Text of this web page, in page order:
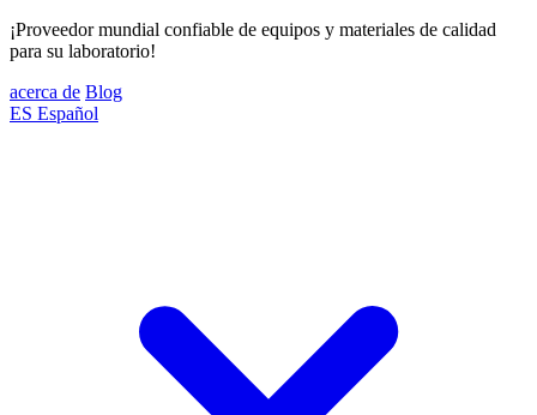
¡Proveedor mundial confiable de equipos y materiales de calidad
para su laboratorio!
acerca de Blog
ES Español